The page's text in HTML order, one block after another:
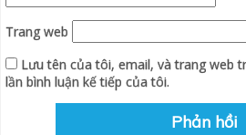
Trang web
Lưu tên của tôi, email, và trang web
lần bình luận kế tiếp của tôi.